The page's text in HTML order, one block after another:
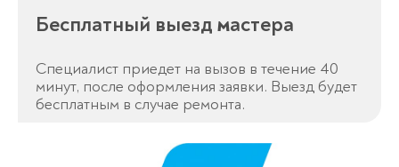
Бесплатный выезд мастера
Специалист приедет на вызов в течение 40
минут, после оформления заявки. Выезд будет
бесплатным в случае ремонта.